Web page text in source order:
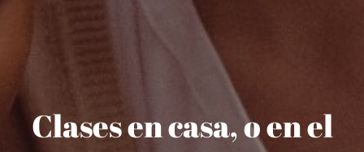
Clases en casa, o en el